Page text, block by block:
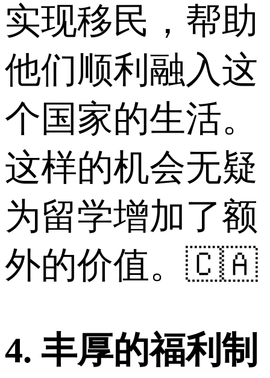
实现移民，帮助
他们顺利融入这
个国家的生活。
这样的机会无疑
为留学增加了额
外的价值。🇨🇦
4. 丰厚的福利制